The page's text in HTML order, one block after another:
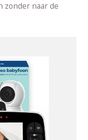
zonder naar de